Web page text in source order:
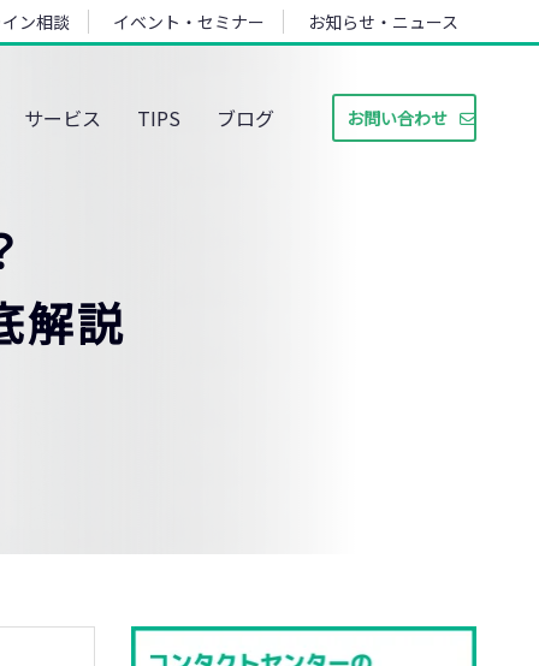
ン相談 イベント・セミナー お知らせ・ニュース
サービス TIPS ブログ お問い合わせ
解説